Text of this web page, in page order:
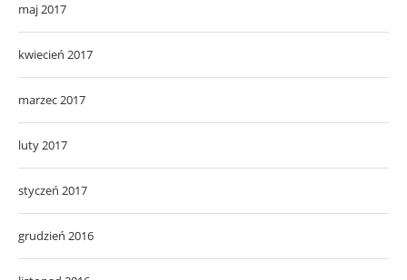
maj 2017
kwiecień 2017
marzec 2017
luty 2017
styczeń 2017
grudzień 2016